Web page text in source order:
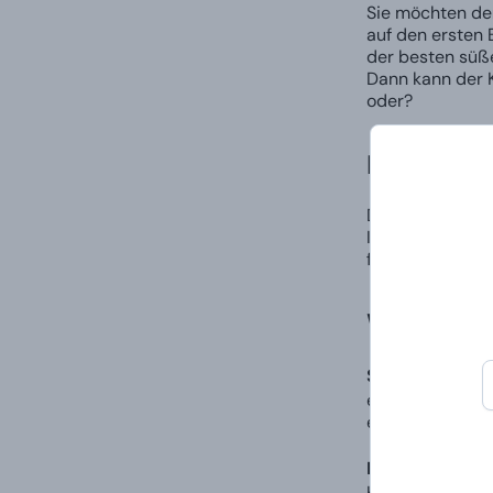
Sie möchten
auf den ersten
der besten
Dann kann der
oder?
Das
Dieser Koffer
Inhalt, sondern
findest du nicht.
Was
Schokolade
erwartet Sie
etwas Neues
Baileys 17 % 0,7 l